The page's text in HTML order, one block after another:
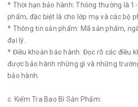
* Thời hạn bảo hành: Thông thường là
phẩm, đặc biệt là cho lớp mạ và các bộ
* Thông tin sản phẩm: Mã sản phẩm,
đại lý.
* Điều khoản bảo hành: Đọc rõ các điều
được bảo hành những gì và những
bảo hành.
c. Kiểm Tra Bao Bì Sản Phẩm: